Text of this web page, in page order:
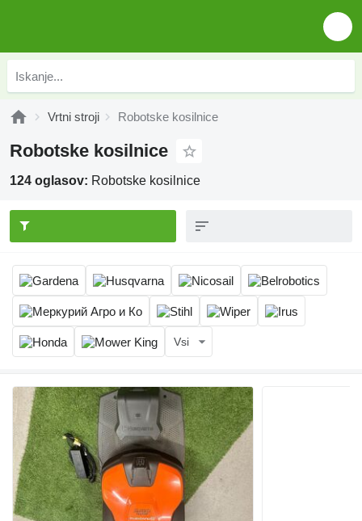
Vrtni stroji Robotske kosilnice
Robotske kosilnice
124 oglasov: Robotske kosilnice
Vsi